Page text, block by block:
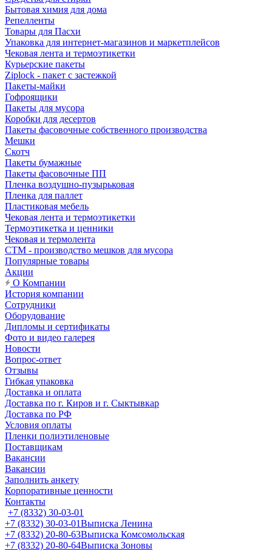
Бытовая химия для дома
Репелленты
Товары для Пасхи
Упаковка для интернет-магазинов и маркетплейсов
Чековая лента и термоэтикетки
Курьерские пакеты
Ziplock - пакет с застежкой
Пакеты-майки
Гофроящики
Пакеты для мусора
Коробки для десертов
Пакеты фасовочные собственного производства
Мешки
Скотч
Пакеты бумажные
Пакеты фасовочные ПП
Пленка воздушно-пузырьковая
Пленка для паллет
Пластиковая мебель
Чековая лента и термоэтикетки
Термоэтикетка и ценники
Чековая и термолента
СТМ - производство мешков для мусора
Популярные товары
Акции
О Компании
История компании
Сотрудники
Оборудование
Дипломы и сертификаты
Фото и видео галерея
Новости
Вопрос-ответ
Отзывы
Гибкая упаковка
Доставка и оплата
Доставка по г. Киров и г. Сыктывкар
Доставка по РФ
Условия оплаты
Пленки полиэтиленовые
Поставщикам
Вакансии
Вакансии
Заполнить анкету
Корпоративные ценности
Контакты
+7 (8332) 30-03-01
+7 (8332) 30-03-01Выписка Ленина
+7 (8332) 20-80-63Выписка Комсомольская
+7 (8332) 20-80-64Выписка Зоновы